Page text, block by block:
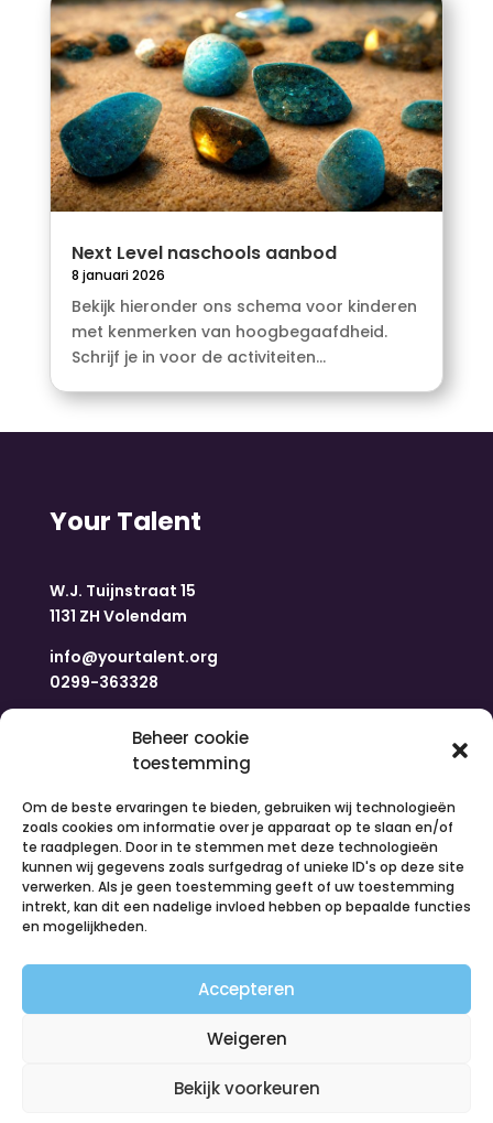
Beheer cookie
toestemming
Om de beste ervaringen te bieden, gebruiken wij technologieën
zoals cookies om informatie over je apparaat op te slaan en/of
te raadplegen. Door in te stemmen met deze technologieën
kunnen wij gegevens zoals surfgedrag of unieke ID's op deze site
verwerken. Als je geen toestemming geeft of uw toestemming
intrekt, kan dit een nadelige invloed hebben op bepaalde functies
en mogelijkheden.
Accepteren
Weigeren
Bekijk voorkeuren
Next Level naschools aanbod
8 januari 2026
Bekijk hieronder ons schema voor kinderen
met kenmerken van hoogbegaafdheid.
Schrijf je in voor de activiteiten...
Your Talent
W.J. Tuijnstraat 15
1131 ZH Volendam
info@yourtalent.org
0299-363328
Navigatie
Home
Nieuws
Over ons
Contact
Inloggen
Vacatures
Organiseer een activiteit
Volg ons